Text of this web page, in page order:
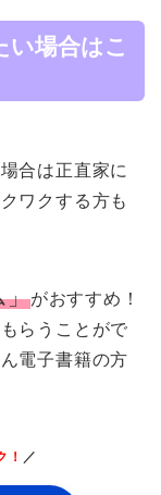
い場合はこ
合は正直家に
ワクする方も
」がおすすめ！
らうことがで
電子書籍の方
！ ／